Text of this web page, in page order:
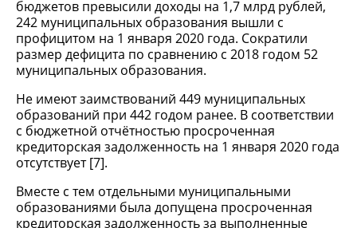
бюджетов превысили доходы на 1,7 млрд рублей,
242 муниципальных образования вышли с
профицитом на 1 января 2020 года. Сократили
размер дефицита по сравнению с 2018 годом 52
муниципальных образования.
Не имеют заимствований 449 муниципальных
образований при 442 годом ранее. В соответствии
с бюджетной отчётностью просроченная
кредиторская задолженность на 1 января 2020 года
отсутствует [7].
Вместе с тем отдельными муниципальными
образованиями была допущена просроченная
кредиторская задолженность за выполненные